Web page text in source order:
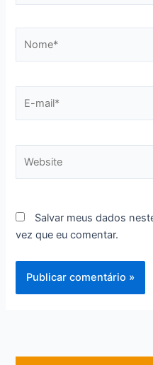
mail*
Salvar meus dados
vez que eu comentar.